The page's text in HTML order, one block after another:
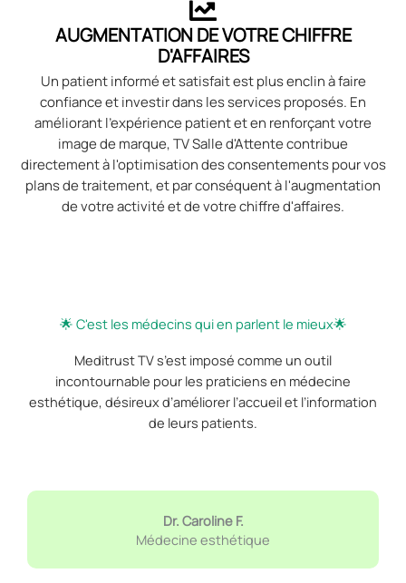
AUGMENTATION DE VOTRE CHIFFRE
D'AFFAIRES
Un patient informé et satisfait est plus enclin à faire
confiance et investir dans les services proposés. En
améliorant l'expérience patient et en renforçant votre
image de marque, TV Salle d'Attente contribue
directement à l'optimisation des consentements pour vos
plans de traitement, et par conséquent à l'augmentation
de votre activité et de votre chiffre d'affaires.
🌟 C'est les médecins qui en parlent le mieux🌟
Meditrust TV s’est imposé comme un outil
incontournable pour les praticiens en médecine
esthétique, désireux d’améliorer l’accueil et l’information
de leurs patients.
Dr. Caroline F.
Médecine esthétique